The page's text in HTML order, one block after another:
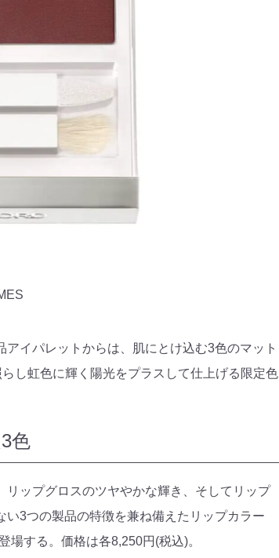
イパレットからは、肌にとけ込む3色のマット
し虹色に輝く陽光をプラスして仕上げる限定色
色
ップグロスのツヤやかな輝き、そしてリップ
3つの製品の特徴を兼ね備えたリップカラー
場する。価格は各8,250円(税込)。